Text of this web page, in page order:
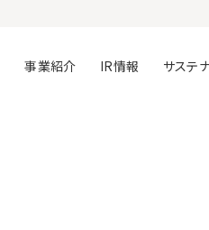
事業紹介 IR情報 サステ